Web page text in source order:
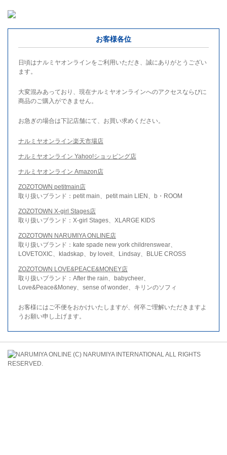
お客様各位
日頃はナルミヤオンラインをご利用いただき、誠にありがとうござい
ます。
大変混みあっており、現在ナルミヤオンラインへのアクセスならびに
商品のご購入ができません。
お急ぎの場合は下記店舗にて、お買い求めください。
ナルミヤオンライン楽天市場店
ナルミヤオンライン Yahoo!ショッピング店
ナルミヤオンライン Amazon店
ZOZOTOWN petitmain店
取り扱いブランド：petit main、petit main LIEN、b・ROOM
ZOZOTOWN X-girl Stages店
取り扱いブランド：X-girl Stages、XLARGE KIDS
ZOZOTOWN NARUMIYA ONLINE店
取り扱いブランド：kate spade new york childrenswear、
LOVETOXIC、kladskap、by loveit、Lindsay、BLUE CROSS
ZOZOTOWN LOVE&PEACE&MONEY店
取り扱いブランド：After the rain、babycheer、
Love&Peace&Money、sense of wonder、キリンのソフィ
お客様にはご不便をおかけいたしますが、何卒ご理解いただきますよ
うお願い申し上げます。